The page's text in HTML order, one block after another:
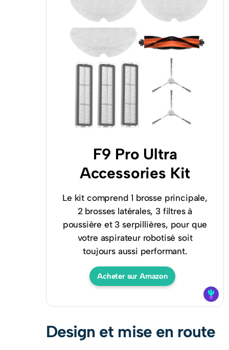
F9 Pro Ultra
Accessories Kit
Le kit comprend 1 brosse principale,
2 brosses latérales, 3 filtres à
poussière et 3 serpillières, pour que
votre aspirateur robotisé soit
toujours aussi performant.
Acheter sur Amazon
Design et mise en route